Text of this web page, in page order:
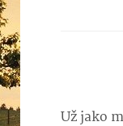
Už jako